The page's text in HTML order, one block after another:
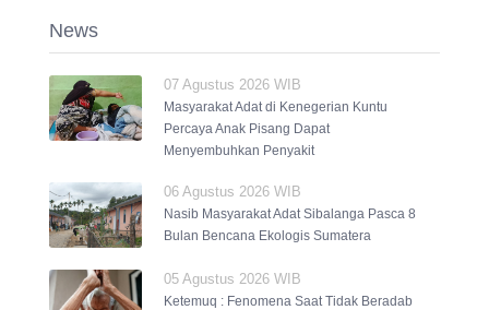
News
07 Agustus 2026 WIB
Masyarakat Adat di Kenegerian Kuntu
Percaya Anak Pisang Dapat
Menyembuhkan Penyakit
06 Agustus 2026 WIB
Nasib Masyarakat Adat Sibalanga Pasca 8
Bulan Bencana Ekologis Sumatera
05 Agustus 2026 WIB
Ketemuq : Fenomena Saat Tidak Beradab